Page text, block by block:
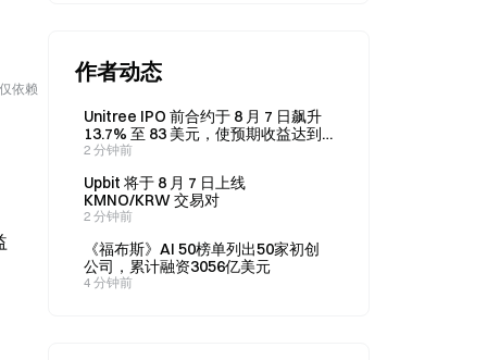
依赖
作者动态
Unitree IPO 前合约于 8 月 7 日飙升
13.7% 至 83 美元，使预期收益达到
198,500 CNY
2 分钟前
Upbit 将于 8 月 7 日上线
KMNO/KRW 交易对
2 分钟前
《福布斯》AI 50榜单列出50家初创
公司，累计融资3056亿美元
4 分钟前